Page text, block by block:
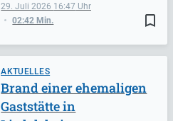
bookmark_border
29. Juli 2026 16:47
02:42 Min.
AKTUELLES
Brand einer ehemaligen
Gaststätte in